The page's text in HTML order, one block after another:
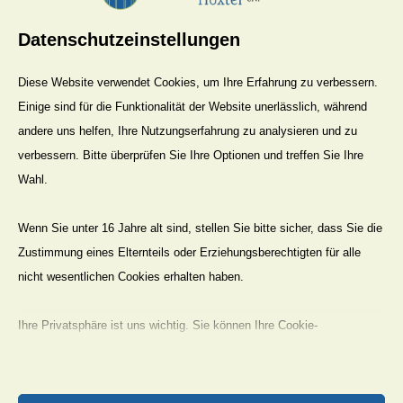
Westfalens
5/6
Das Heilig-Geist-
und das Siechenhaus
vor dem
Stummrigetor
10
Neugliederungsgesetz
1.1.1970
Höxter
Datenschutzeinstellungen
Diese Website verwendet Cookies, um Ihre Erfahrung zu verbessern.
Einige sind für die Funktionalität der Website unerlässlich, während
andere uns helfen, Ihre Nutzungserfahrung zu analysieren und zu
verbessern. Bitte überprüfen Sie Ihre Optionen und treffen Sie Ihre
Wahl.
Wenn Sie unter 16 Jahre alt sind, stellen Sie bitte sicher, dass Sie die
Zustimmung eines Elternteils oder Erziehungsberechtigten für alle
nicht wesentlichen Cookies erhalten haben.
Ihre Privatsphäre ist uns wichtig. Sie können Ihre Cookie-
Sie können Ihre Präferenzen jederzeit ändern, indem Sie auf die